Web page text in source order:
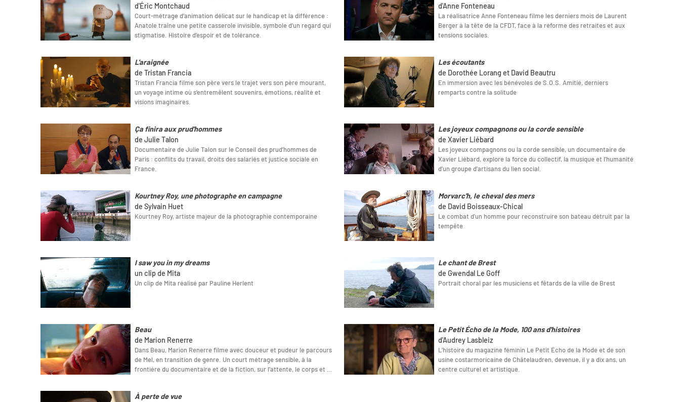
d'Éric Montchaud
Court‐métrage d’animation délicat sur le handicap et la différence :
Anatole traîne une petite casserole invisible, symbole d’un regard qui
stigmatise. Histoire d’espoir et de tolérance.
d'Anne Fonteneau
La réalisatrice Anne Fonteneau filme les derniers mois de Laurent
Berger à la tête de la CFDT, face à la réforme des retraites et aux
tensions sociales.
L'araignée
de Tristan Francia
Tristan Francia filme son père vers le trajet vers son père mourant,
un voyage intime où s’entremêlent souvenirs, émotions, réalité et
visions imaginaires.
Les écoutants
de Dorothée Lorang et David Beautru
En immersion avec les bénévoles de S.O.S. Amitié, derniers
remparts contre la solitude
Ça finira aux prud'hommes
de Julie Talon
Documentaire de Julie Talon sur le Conseil des prud’hommes de
Paris : conflits du travail, droits des salariés et justice sociale en
France.
Les joyeux compagnons ou la corde sensible
de Xavier Liébard
Les joyeux compagnons ou la corde sensible, un documentaire de
Xavier Liébard, explore la force du collectif, la musique et l’humanité
d’un groupe d’artisans du lien social.
Kourtney Roy, une photographe en campagne
de Sylvain Huet
Kourtney Roy, artiste majeur de la photographie contemporaine
Morvarc'h, le cheval des mers
de David Boisseaux-Chical
Le combat d'un homme pour reconstruire son bateau détruit par la
tempête
I saw you in my dreams
un clip de Mita
Un clip de Mita réalisé par Pauline Herlent
Le chant de Brest
de Gwendal Le Goff
Portrait choral par les musiciens et fêtards de la ville de Brest
Beau
de Marion Renerre
Dans Beau, Marion Renerre filme avec douceur et pudeur le parcours
de Mel, en transition de genre. Un court métrage sensible, à la
frontière du documentaire et de la fiction, sur l’attente, le corps et …
Le Petit Écho de la Mode, 100 ans d'histoires
d'Audrey Lasbleiz
L’histoire du magazine féminin Le Petit Écho de la Mode et de son
usine costarmoricaine de Châtelaudren, devenue, il y a dix ans, un
centre culturel et artistique.
À perte de vue